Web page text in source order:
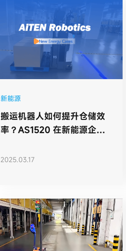
新能源
搬运机器人如何提升仓储效
率？AS1520 在新能源企业
2025.03.17